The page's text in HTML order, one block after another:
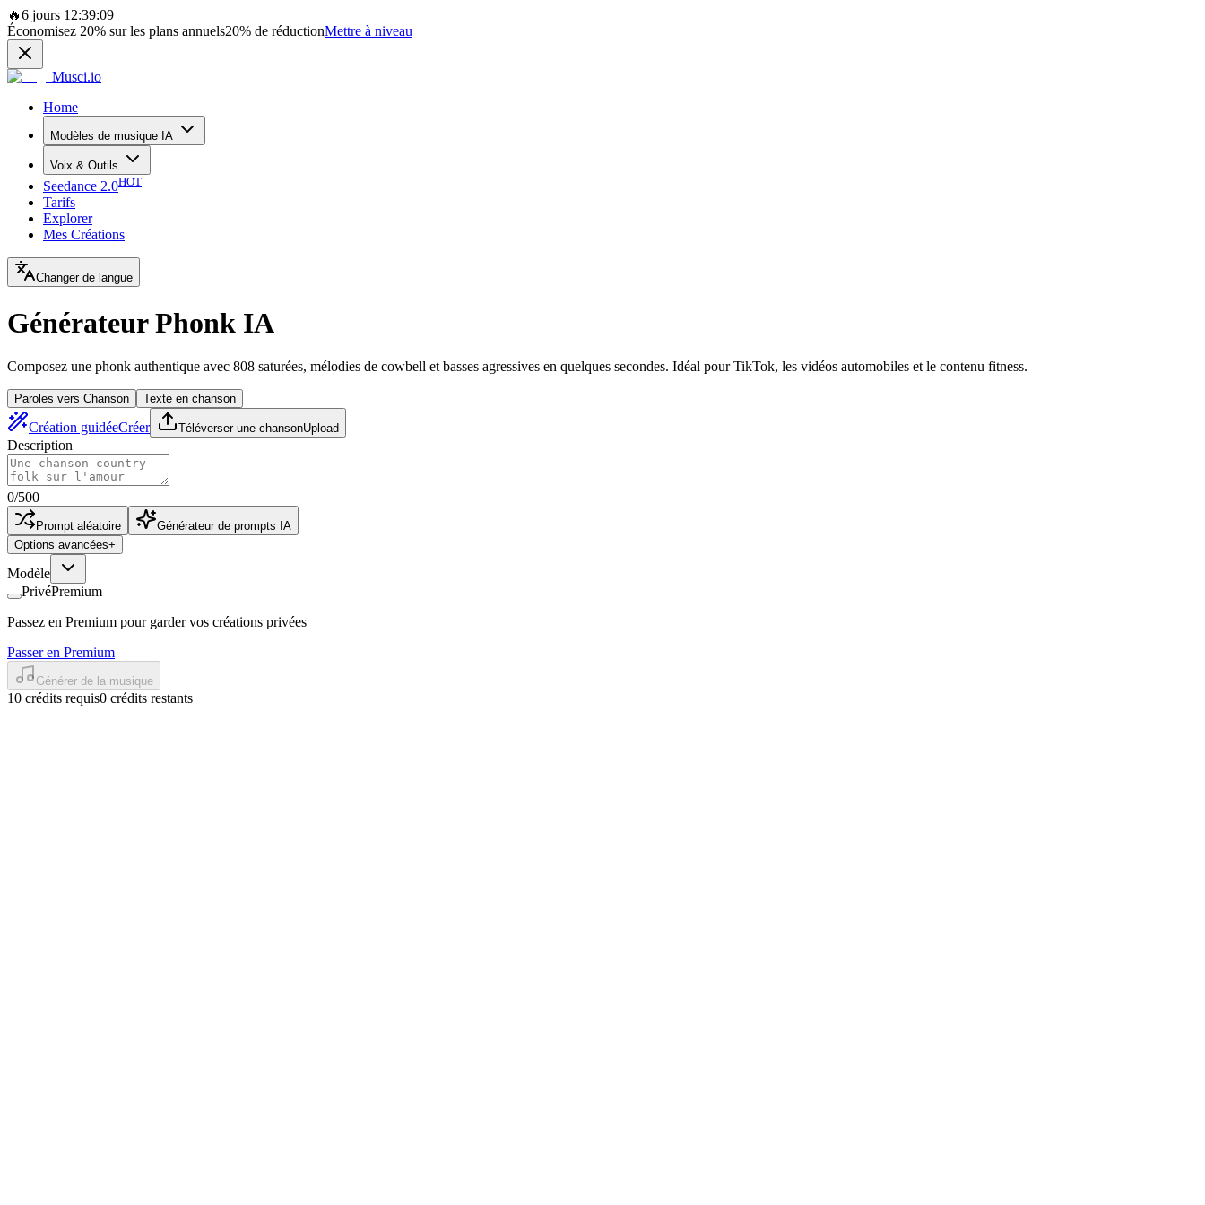
🔥6 jours 12:39:09
Économisez 20% sur les plans annuels20% de réductionMettre à niveau
Musci.io
Home
Modèles de musique IA
Voix & Outils
Seedance 2.0HOT
Tarifs
Explorer
Mes Créations
Changer de langue
Générateur Phonk IA
Composez une phonk authentique avec 808 saturées, mélodies de cowbell et basses agressives en quelques secondes. Idéal pour TikTok, les vidéos automobiles et le contenu fitness.
Paroles vers Chanson Texte en chanson
Création guidéeCréer Téléverser une chansonUpload
Description
0/500
Prompt aléatoire
Générateur de prompts IA
Options avancées+
Modèle
PrivéPremium
Passez en Premium pour garder vos créations privées
Passer en Premium
Générer de la musique
10 crédits requis0 crédits restants